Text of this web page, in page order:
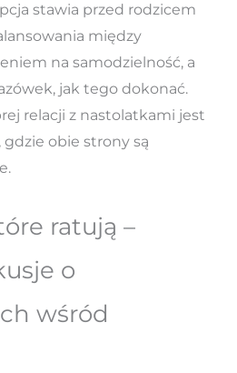
stawia przed rodzicem
między
na samodzielność, a
jak tego dokonać.
relacji z nastolatkami jest
obie strony są
ratują –
o
wśród